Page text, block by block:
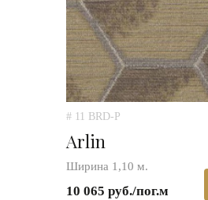
# 11 BRD-P
Arlin
Ширина 1,10 м.
10 065 руб./пог.м